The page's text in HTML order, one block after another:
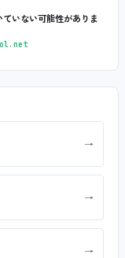
いない可能性がありま
→
→
→